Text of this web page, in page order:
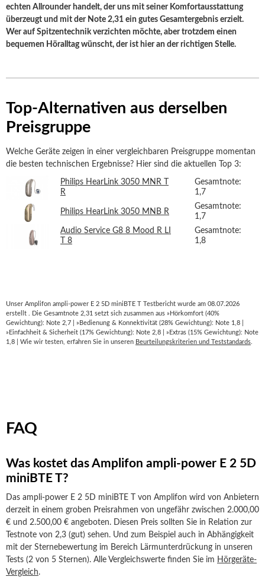
echten Allrounder handelt, der uns mit seiner Komfortausstattung
überzeugt und mit der Note 2,31 ein gutes Gesamtergebnis erzielt.
Wer auf Spitzentechnik verzichten möchte, aber trotzdem einen
bequemen Höralltag wünscht, der ist hier an der richtigen Stelle.
Top-Alternativen aus derselben
Preisgruppe
Welche Geräte zeigen in einer vergleichbaren Preisgruppe momentan
die besten technischen Ergebnisse? Hier sind die aktuellen Top 3:
Philips HearLink 3050 MNR T
R
Gesamtnote:
1,7
Philips HearLink 3050 MNB R
Gesamtnote:
1,7
Audio Service G8 8 Mood R LI
T 8
Gesamtnote:
1,8
Unser Amplifon ampli-power E 2 5D miniBTE T Testbericht wurde am 08.07.2026
erstellt . Die Gesamtnote 2,31 setzt sich zusammen aus »Hörkomfort (40%
Gewichtung): Note 2,7 | »Bedienung & Konnektivität (28% Gewichtung): Note 1,8 |
»Einfachheit & Sicherheit (17% Gewichtung): Note 2,8 | »Extras (15% Gewichtung): Note
1,8 | Wie wir testen, erfahren Sie in unseren Beurteilungskriterien und Teststandards.
FAQ
Was kostet das Amplifon ampli-power E 2 5D
miniBTE T?
Das ampli-power E 2 5D miniBTE T von Amplifon wird von Anbietern
derzeit in einem groben Preisrahmen von ungefähr zwischen 2.000,00
€ und 2.500,00 € angeboten. Diesen Preis sollten Sie in Relation zur
Testnote von 2,3 (gut) sehen. Und zum Beispiel auch in Abhängigkeit
mit der Sternebewertung im Bereich Lärmunterdrückung in unseren
Tests (2 von 5 Sternen). Alle Vergleichswerte finden Sie im Hörgeräte-
Vergleich.